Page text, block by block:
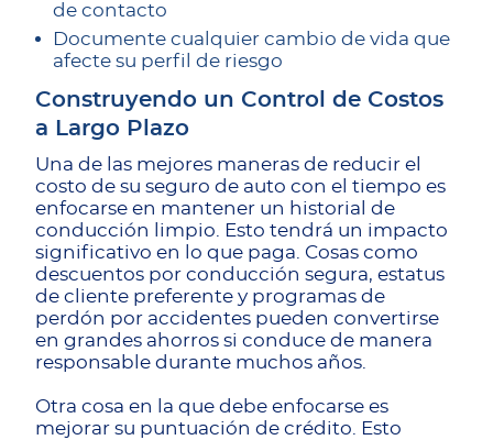
de contacto
Documente cualquier cambio de vida que
afecte su perfil de riesgo
Construyendo un Control de Costos
a Largo Plazo
Una de las mejores maneras de reducir el
costo de su seguro de auto con el tiempo es
enfocarse en mantener un historial de
conducción limpio. Esto tendrá un impacto
significativo en lo que paga. Cosas como
descuentos por conducción segura, estatus
de cliente preferente y programas de
perdón por accidentes pueden convertirse
en grandes ahorros si conduce de manera
responsable durante muchos años.
Otra cosa en la que debe enfocarse es
mejorar su puntuación de crédito. Esto